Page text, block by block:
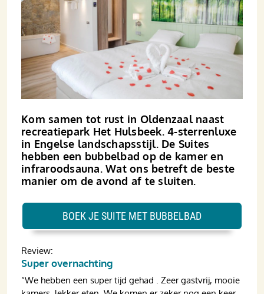
Kom samen tot rust in Oldenzaal naast
recreatiepark Het Hulsbeek. 4-sterrenluxe
in Engelse landschapsstijl. De Suites
hebben een bubbelbad op de kamer en
infraroodsauna. Wat ons betreft de beste
manier om de avond af te sluiten.
Review:
Super overnachting
“We hebben een super tijd gehad . Zeer gastvrij, mooie
BOEK JE SUITE MET BUBBELBAD